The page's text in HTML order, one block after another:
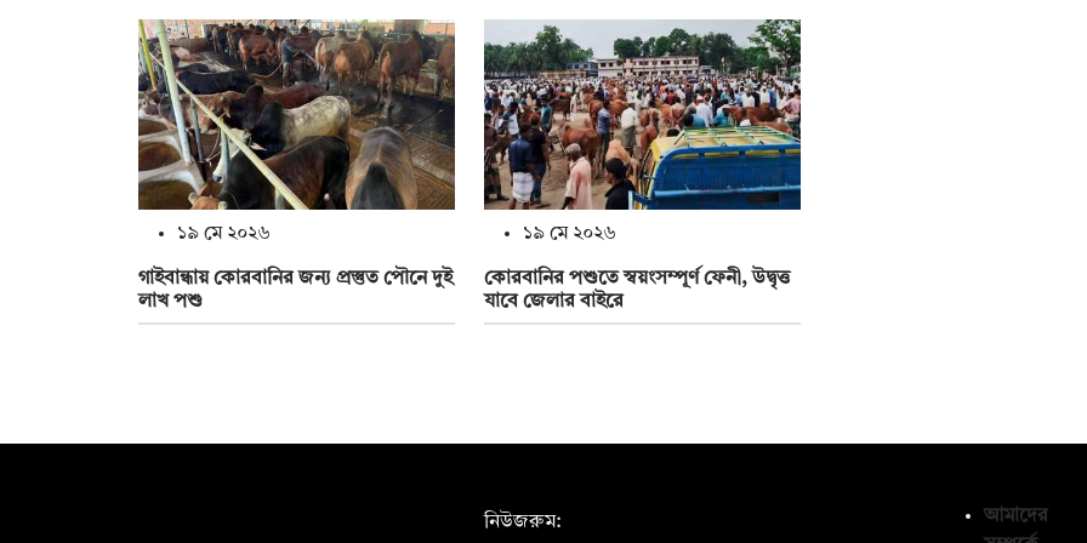
১৯ মে ২০২৬
গাইবান্ধায় কোরবানির জন্য প্রস্তুত পৌনে দুই
লাখ পশু
১৯ মে ২০২৬
কোরবানির পশুতে স্বয়ংসম্পূর্ণ ফেনী, উদ্বৃত্ত
যাবে জেলার বাইরে
নিউজরুম:
আমাদের